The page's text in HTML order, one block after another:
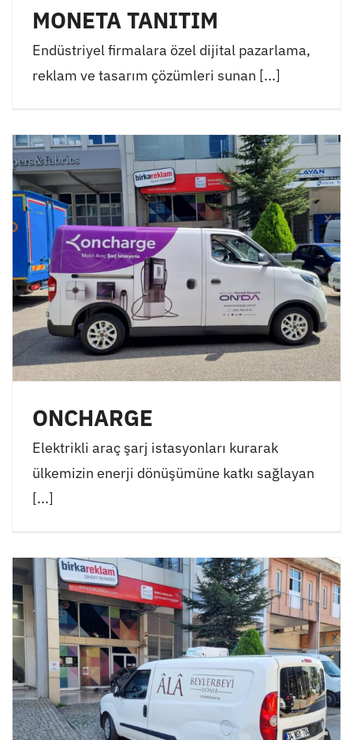
MONETA TANITIM
Endüstriyel firmalara özel dijital pazarlama,
reklam ve tasarım çözümleri sunan [...]
ONCHARGE
Elektrikli araç şarj istasyonları kurarak
ülkemizin enerji dönüşümüne katkı sağlayan
[...]